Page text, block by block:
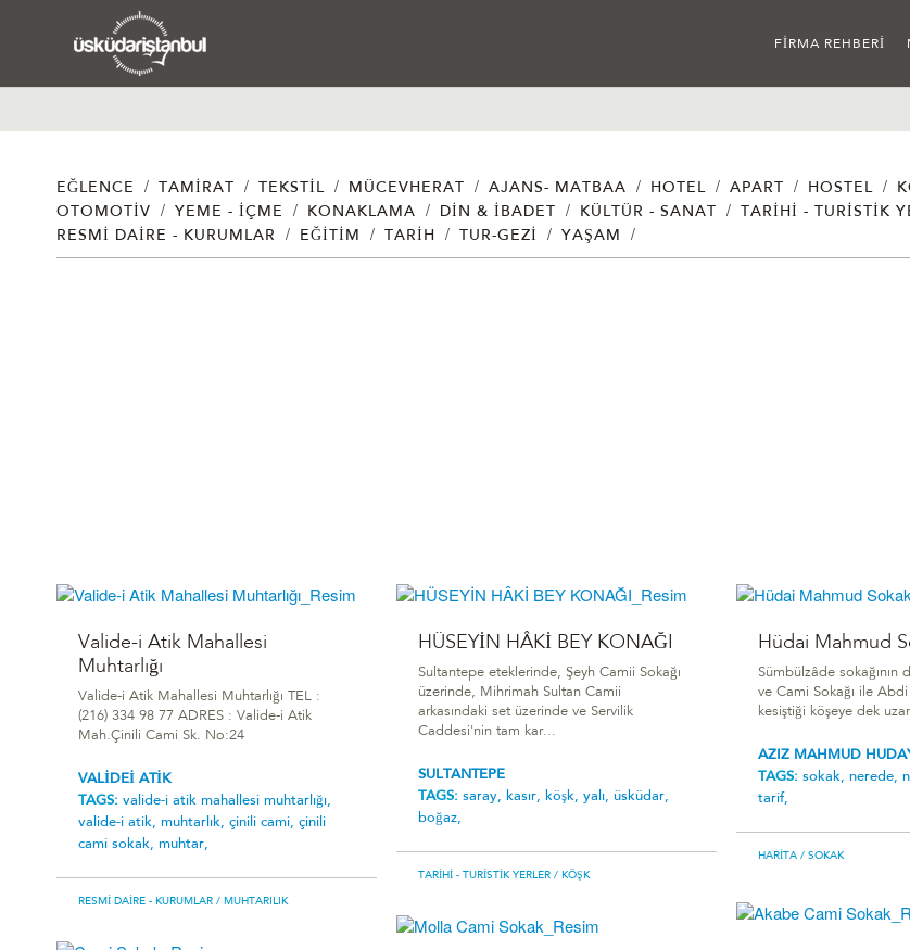
FIRMA REHBERI
EĞLENCE / TAMIRAT / TEKSTIL / MÜCEVHERAT / AJANS- MATBAA / HOTEL / APART / HOSTEL /
OTOMOTIV / YEME - İÇME / KONAKLAMA / DIN & İBADET / KÜLTÜR - SANAT / TARIHI - TURISTIK
RESMI DAIRE - KURUMLAR / EĞITIM / TARIH / TUR-GEZI / YAŞAM /
Valide-i Atik Mahallesi
Muhtarlığı
Valide-i Atik Mahallesi Muhtarlığı TEL :
(216) 334 98 77 ADRES : Valide-i Atik
Mah.Çinili Cami Sk. No:24
VALİDEİ ATİK
TAGS: valide-i atik mahallesi muhtarlığı,
valide-i atik, muhtarlık, çinili cami, çinili
cami sokak, muhtar,
RESMI DAIRE - KURUMLAR / MUHTARILIK
HÜSEYİN HÂKİ BEY KONAĞI
Sultantepe eteklerinde, Şeyh Camii Sokağı
üzerinde, Mihrimah Sultan Camii
arkasındaki set üzerinde ve Servilik
Caddesi'nin tam kar...
SULTANTEPE
TAGS: saray, kasır, köşk, yalı, üsküdar,
boğaz,
TARIHI - TURISTIK YERLER / KÖŞK
Hüdai Mahmud
Sümbülzâde sokağının
ve Cami Sokağı ile Abdi
kesiştiği köşeye dek
AZIZ MAHMUD
TAGS: sokak, nerede,
tarif,
HARITA / SOKAK